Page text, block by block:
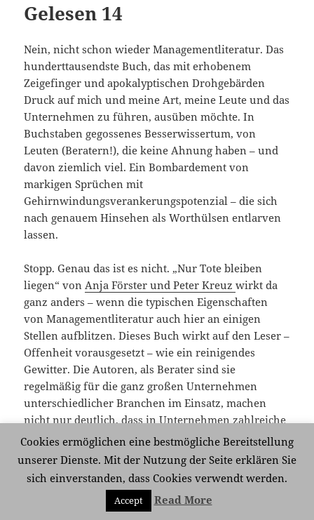
Gelesen 14
Nein, nicht schon wieder Managementliteratur. Das
hunderttausendste Buch, das mit erhobenem
Zeigefinger und apokalyptischen Drohgebärden
Druck auf mich und meine Art, meine Leute und das
Unternehmen zu führen, ausüben möchte. In
Buchstaben gegossenes Besserwissertum, von
Leuten (Beratern!), die keine Ahnung haben – und
davon ziemlich viel. Ein Bombardement von
markigen Sprüchen mit
Gehirnwindungsverankerungspotenzial – die sich
nach genauem Hinsehen als Worthülsen entlarven
lassen.
Stopp. Genau das ist es nicht. „Nur Tote bleiben
liegen“ vonAnja Förster und Peter Kreuzwirkt da
ganz anders – wenn die typischen Eigenschaften
von Managementliteratur auch hier an einigen
Stellen aufblitzen. Dieses Buch wirkt auf den Leser –
Offenheit vorausgesetzt – wie ein reinigendes
Gewitter. Die Autoren, als Berater sind sie
regelmäßig für die ganz großen Unternehmen
unterschiedlicher Branchen im Einsatz, machen
nicht nur deutlich, dass in Unternehmen zahlreiche
Fehler gemacht werden, und damit das Potenzial
von Mitarbeitern und Organisation mit Füßen
getreten aber sicher nicht realisiert wird. Die
positive Stimmung überwiegt. Zahlreiche Beispiele
von Unternehmen, die das Außergewöhnliche
Cookies ermöglichen eine bestmögliche Bereitstellung
unserer Dienste. Mit der Nutzung der Seite erklären Sie
sich einverstanden, dass Cookies verwendt werden.
Accept Read More